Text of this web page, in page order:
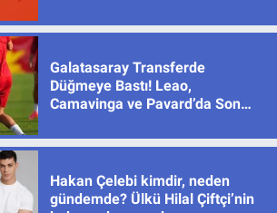
Galatasaray Transferde
Düğmeye Bastı! Leao,
Camavinga ve Pavard’da Son
Hakan Çelebi kimdir, neden
gündemde? Ülkü Hilal Çiftçi’nin